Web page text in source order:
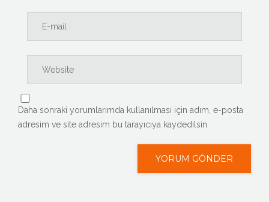
Daha sonraki yorumlarımda kullanılması için adım, e-posta
adresim ve site adresim bu tarayıcıya kaydedilsin.